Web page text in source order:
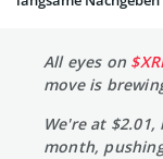
All eyes on
move is
We're at
month,